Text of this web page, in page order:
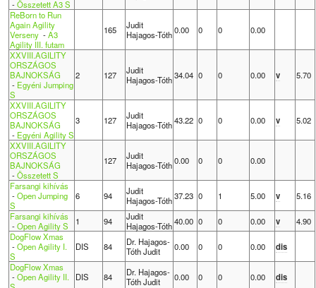
-Összetett A3 S
ReBorn to Run
Again Agility
Verseny -A3
Agility III. futam
165
Judit
Hajagos-Tóth 0.00 0 0 0.00
XXVIII.AGILITY
ORSZÁGOS
BAJNOKSÁG
- Egyéni Jumping
S
2 127
Judit
Hajagos-Tóth 34.04 0 0 0.00 v 5.70
XXVIII.AGILITY
ORSZÁGOS
BAJNOKSÁG
- Egyéni Agility S
3 127
Judit
Hajagos-Tóth 43.22 0 0 0.00 v 5.02
XXVIII.AGILITY
ORSZÁGOS
BAJNOKSÁG
-Összetett S
127
Judit
Hajagos-Tóth 0.00 0 0 0.00
Farsangi kihívás
-Open Jumping
S
6 94
Judit
Hajagos-Tóth 37.23 0 1 5.00 v
5.16
Farsangi kihívás
-Open Agility S 1 94
Judit
Hajagos-Tóth 40.00 0 0 0.00 v
4.90
DogFlow Xmas
-Open Agility I.
S
DIS 84
Dr. Hajagos-
Tóth Judit
0.00 0 0 0.00
dis
DogFlow Xmas
-Open Agility II.
DIS 84
Dr. Hajagos-
Tóth Judit
0.00 0 0 0.00
dis